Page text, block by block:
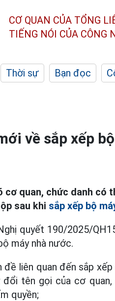
CƠ QUAN CỦA TỔNG
TIẾNG NÓI CỦA CÔNG
Thời sự Bạn đọc
về sắp xếp
cơ quan, chức danh có
sau khi sắp xếp bộ
quyết 190/2025/
máy nhà nước.
liên quan đến sắp
đổi tên gọi của cơ
quyền;